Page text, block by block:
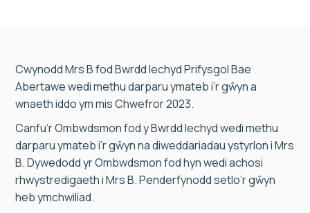
Cwynodd Mrs B fod Bwrdd Iechyd Prifysgol Bae
Abertawe wedi methu darparu ymateb i’r gŵyn a
wnaeth iddo ym mis Chwefror 2023.
Canfu’r Ombwdsmon fod y Bwrdd Iechyd wedi methu
darparu ymateb i’r gŵyn na diweddariadau ystyrlon i Mrs
B. Dywedodd yr Ombwdsmon fod hyn wedi achosi
rhwystredigaeth i Mrs B. Penderfynodd setlo’r gŵyn
heb ymchwiliad.